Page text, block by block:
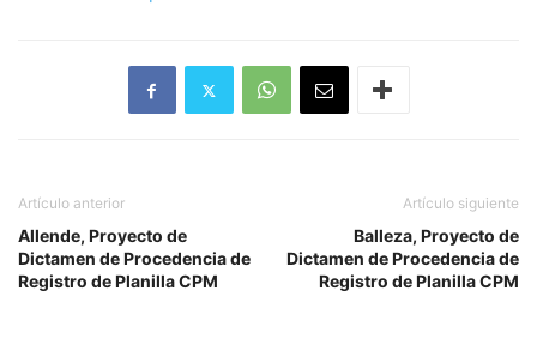
Artículo anterior
Allende, Proyecto de
Dictamen de Procedencia de
Registro de Planilla CPM
Artículo siguiente
Balleza, Proyecto de
Dictamen de Procedencia de
Registro de Planilla CPM